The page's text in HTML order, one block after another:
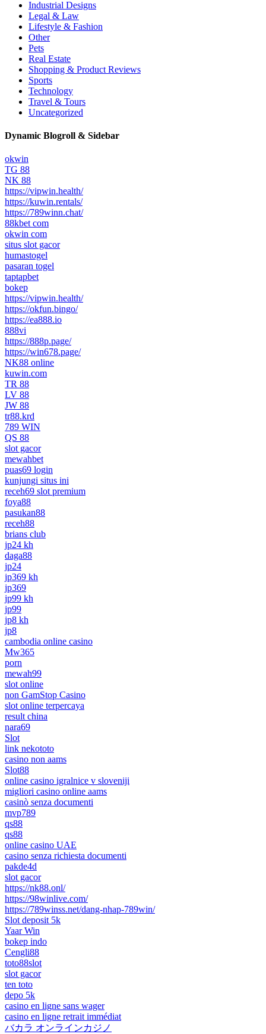
Industrial Designs
Legal & Law
Lifestyle & Fashion
Other
Pets
Real Estate
Shopping & Product Reviews
Sports
Technology
Travel & Tours
Uncategorized
Dynamic Blogroll & Sidebar
okwin
TG 88
NK 88
https://vipwin.health/
https://kuwin.rentals/
https://789winn.chat/
88kbet com
okwin com
situs slot gacor
humastogel
pasaran togel
taptapbet
bokep
https://vipwin.health/
https://okfun.bingo/
https://ea888.io
888vi
https://888p.page/
https://win678.page/
NK88 online
kuwin.com
TR 88
LV 88
JW 88
tr88.krd
789 WIN
QS 88
slot gacor
mewahbet
puas69 login
kunjungi situs ini
receh69 slot premium
foya88
pasukan88
receh88
brians club
jp24 kh
daga88
jp24
jp369 kh
jp369
jp99 kh
jp99
jp8 kh
jp8
cambodia online casino
Mw365
porn
mewah99
slot online
non GamStop Casino
slot online terpercaya
result china
nara69
Slot
link nekototo
casino non aams
Slot88
online casino igralnice v sloveniji
migliori casino online aams
casinò senza documenti
mvp789
qs88
qs88
online casino UAE
casino senza richiesta documenti
pakde4d
slot gacor
https://nk88.onl/
https://98winlive.com/
https://789winss.net/dang-nhap-789win/
Slot deposit 5k
Yaar Win
bokep indo
Cengli88
toto88slot
slot gacor
ten toto
depo 5k
casino en ligne sans wager
casino en ligne retrait immédiat
バカラ オンラインカジノ